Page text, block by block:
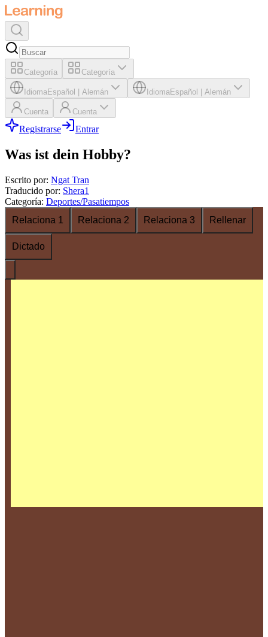
Categoría Categoría
IdiomaEspañol Alemán IdiomaEspañol Alemán
Cuenta Cuenta
Registrarse Entrar
Was ist dein Hobby?
Escrito por: Ngat Tran
Traducido por: Shera1
Categoría: Deportes/Pasatiempos
Relaciona 1
Relaciona 2 Relaciona 3 Rellenar
Dictado